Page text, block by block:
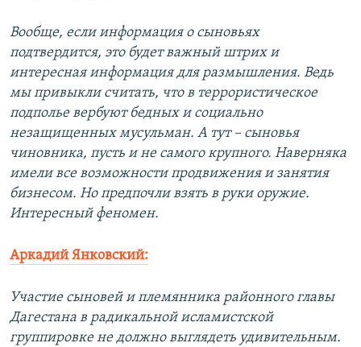
Вообще, если информация о сыновьях
подтвердится, это будет важный штрих и
интересная информация для размышления. Ведь
мы привыкли считать, что в террористическое
подполье вербуют бедных и социально
незащищенных мусульман. А тут – сыновья
чиновника, пусть и не самого крупного. Наверняка
имели все возможности продвижения и занятия
бизнесом. Но предпочли взять в руки оружие.
Интересный феномен.
Аркадий Янковский:
Участие сыновей и племянника районного главы
Дагестана в радикальной исламистской
группировке не должно выглядеть удивительным.